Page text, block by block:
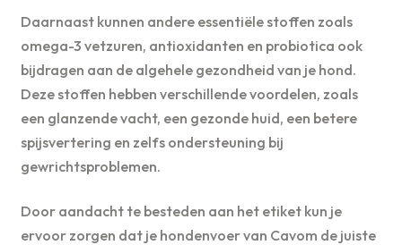
Daarnaast kunnen andere essentiële stoffen zoals
omega-3 vetzuren, antioxidanten en probiotica ook
bijdragen aan de algehele gezondheid van je hond.
Deze stoffen hebben verschillende voordelen, zoals
een glanzende vacht, een gezonde huid, een betere
spijsvertering en zelfs ondersteuning bij
gewrichtsproblemen.
Door aandacht te besteden aan het etiket kun je
ervoor zorgen dat je hondenvoer van Cavom de juiste